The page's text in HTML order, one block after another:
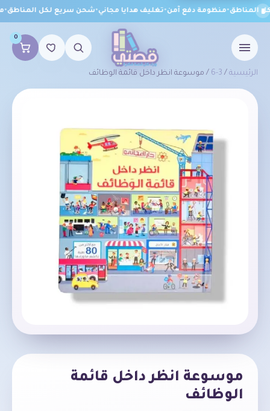
المناطق•منظومة دفع آمن•تغليف هدايا مجاني•شحن سريع لكل المناطق•
0
الرئيسية /
3-6 / موسوعة انظر داخل قائمة الوظائف
موسوعة انظر داخل قائمة
الوظائف